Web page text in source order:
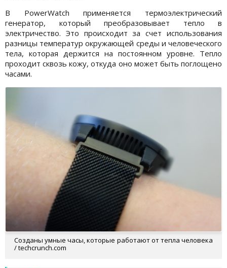
В PowerWatch применяется термоэлектрический
генератор, который преобразовывает тепло в
электричество. Это происходит за счет использования
разницы температур окружающей среды и человеческого
тела, которая держится на постоянном уровне. Тепло
проходит сквозь кожу, откуда оно может быть поглощено
часами.
Созданы умные часы, которые работают от тепла человека
/ techcrunch.com